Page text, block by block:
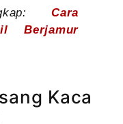
Cara
Berjamur
Kaca